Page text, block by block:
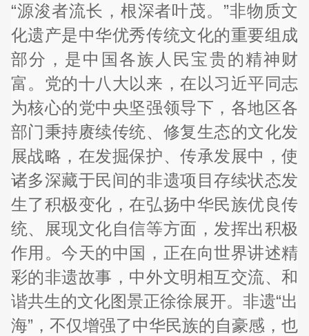
“源浚者流长，根深者叶茂。”非物质文
化遗产是中华优秀传统文化的重要组成
部分，是中国各族人民宝贵的精神财
富。党的十八大以来，在以习近平同志
为核心的党中央坚强领导下，各地区各
部门秉持赓续传统、修复生态的文化发
展战略，在发掘保护、传承发展中，使
诸多深藏于民间的非遗项目存续状态发
生了积极变化，在弘扬中华民族优良传
统、展现文化自信等方面，发挥出积极
作用。今天的中国，正在向世界讲述精
彩的非遗故事，中外文明相互交流、和
谐共生的文化图景正徐徐展开。非遗“出
海”，不仅增强了中华民族的自豪感，也